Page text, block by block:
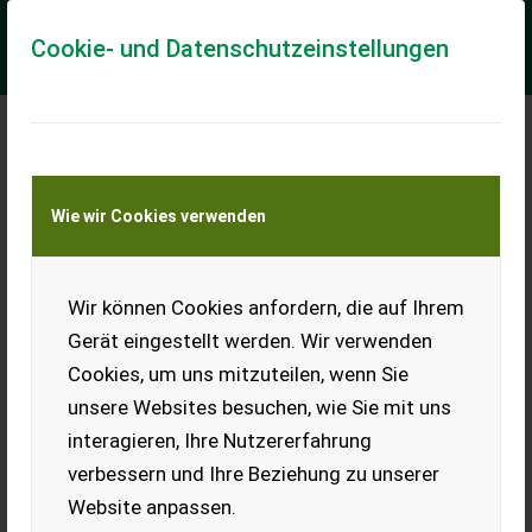
Cookie- und Datenschutzeinstellungen
Wie wir Cookies verwenden
Wir können Cookies anfordern, die auf Ihrem
Gerät eingestellt werden. Wir verwenden
Cookies, um uns mitzuteilen, wenn Sie
unsere Websites besuchen, wie Sie mit uns
interagieren, Ihre Nutzererfahrung
verbessern und Ihre Beziehung zu unserer
Website anpassen.
Meine Transportkostenanfrage
Transport von Land- und Baumaschinen –
KEINE Tiertransporte
Laufkatze 5 t
Träger, 5 t, für Breiten von
106 bis 194 mm.
EUR 0